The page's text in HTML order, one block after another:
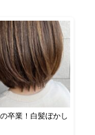
卒業！白髪ぼかし